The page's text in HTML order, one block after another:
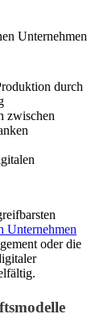
Unternehmen
durch
zwischen
Unternehmen
oder die